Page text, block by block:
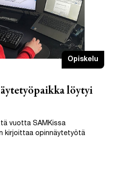
Opiskelu
löytyi
vuotta SAMKissa
kirjoittaa opinnäytetyötä